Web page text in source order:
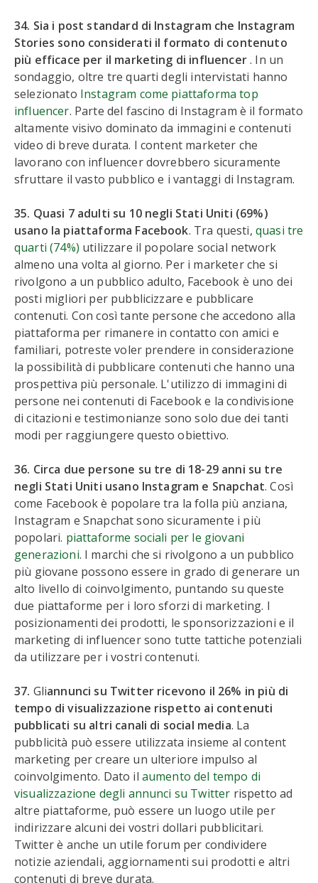
34. Sia i post standard di Instagram che Instagram
Stories sono considerati il formato di contenuto
più efficace per il marketing di influencer. In un
sondaggio, oltre tre quarti degli intervistati hanno
selezionato Instagram come piattaforma top
influencer. Parte del fascino di Instagram è il formato
altamente visivo dominato da immagini e contenuti
video di breve durata. I content marketer che
lavorano con influencer dovrebbero sicuramente
sfruttare il vasto pubblico e i vantaggi di Instagram.
35. Quasi 7 adulti su 10 negli Stati Uniti (69%)
usano la piattaforma Facebook. Tra questi, quasi tre
quarti (74%) utilizzare il popolare social network
almeno una volta al giorno. Per i marketer che si
rivolgono a un pubblico adulto, Facebook è uno dei
posti migliori per pubblicizzare e pubblicare
contenuti. Con così tante persone che accedono alla
piattaforma per rimanere in contatto con amici e
familiari, potreste voler prendere in considerazione
la possibilità di pubblicare contenuti che hanno una
prospettiva più personale. L'utilizzo di immagini di
persone nei contenuti di Facebook e la condivisione
di citazioni e testimonianze sono solo due dei tanti
modi per raggiungere questo obiettivo.
36. Circa due persone su tre di 18-29 anni su tre
negli Stati Uniti usano Instagram e Snapchat. Così
come Facebook è popolare tra la folla più anziana,
Instagram e Snapchat sono sicuramente i più
popolari. piattaforme sociali per le giovani
generazioni. I marchi che si rivolgono a un pubblico
più giovane possono essere in grado di generare un
alto livello di coinvolgimento, puntando su queste
due piattaforme per i loro sforzi di marketing. I
posizionamenti dei prodotti, le sponsorizzazioni e il
marketing di influencer sono tutte tattiche potenziali
da utilizzare per i vostri contenuti.
37. Gliannunci su Twitter ricevono il 26% in più di
tempo di visualizzazione rispetto ai contenuti
pubblicati su altri canali di social media. La
pubblicità può essere utilizzata insieme al content
marketing per creare un ulteriore impulso al
coinvolgimento. Dato il aumento del tempo di
visualizzazione degli annunci su Twitter rispetto ad
altre piattaforme, può essere un luogo utile per
indirizzare alcuni dei vostri dollari pubblicitari.
Twitter è anche un utile forum per condividere
notizie aziendali, aggiornamenti sui prodotti e altri
contenuti di breve durata.